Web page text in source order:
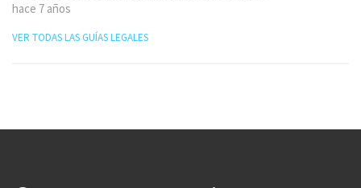
hace 7 años
VER TODAS LAS GUÍAS LEGALES